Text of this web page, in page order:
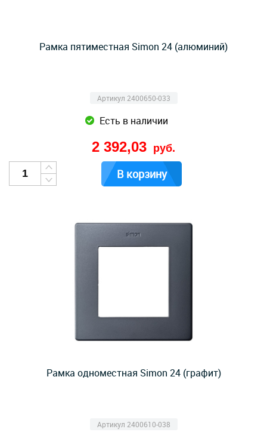
Рамка пятиместная Simon 24 (алюминий)
Артикул 2400650-033
Есть в наличии
2 392,03 руб.
В корзину
Рамка одноместная Simon 24 (графит)
Артикул 2400610-038